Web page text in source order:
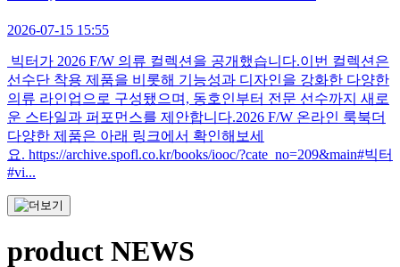
2026-07-15 15:55
빅터가 2026 F/W 의류 컬렉션을 공개했습니다.이번 컬렉션은
선수단 착용 제품을 비롯해 기능성과 디자인을 강화한 다양한
의류 라인업으로 구성됐으며, 동호인부터 전문 선수까지 새로
운 스타일과 퍼포먼스를 제안합니다.2026 F/W 온라인 룩북더
다양한 제품은 아래 링크에서 확인해보세
요. https://archive.spofl.co.kr/books/iooc/?cate_no=209&main#빅터
#vi...
product NEWS